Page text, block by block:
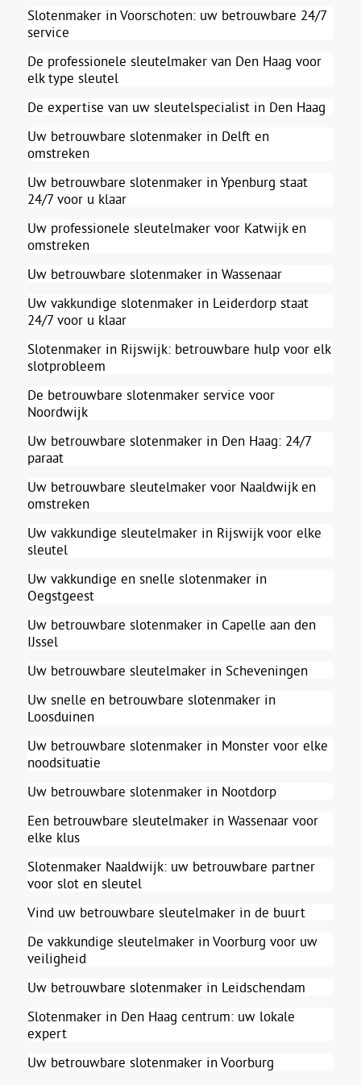
Slotenmaker in Voorschoten: uw betrouwbare 24/7
service
De professionele sleutelmaker van Den Haag voor
elk type sleutel
De expertise van uw sleutelspecialist in Den Haag
Uw betrouwbare slotenmaker in Delft en
omstreken
Uw betrouwbare slotenmaker in Ypenburg staat
24/7 voor u klaar
Uw professionele sleutelmaker voor Katwijk en
omstreken
Uw betrouwbare slotenmaker in Wassenaar
Uw vakkundige slotenmaker in Leiderdorp staat
24/7 voor u klaar
Slotenmaker in Rijswijk: betrouwbare hulp voor elk
slotprobleem
De betrouwbare slotenmaker service voor
Noordwijk
Uw betrouwbare slotenmaker in Den Haag: 24/7
paraat
Uw betrouwbare sleutelmaker voor Naaldwijk en
omstreken
Uw vakkundige sleutelmaker in Rijswijk voor elke
sleutel
Uw vakkundige en snelle slotenmaker in
Oegstgeest
Uw betrouwbare slotenmaker in Capelle aan den
IJssel
Uw betrouwbare sleutelmaker in Scheveningen
Uw snelle en betrouwbare slotenmaker in
Loosduinen
Uw betrouwbare slotenmaker in Monster voor elke
noodsituatie
Uw betrouwbare slotenmaker in Nootdorp
Een betrouwbare sleutelmaker in Wassenaar voor
elke klus
Slotenmaker Naaldwijk: uw betrouwbare partner
voor slot en sleutel
Vind uw betrouwbare sleutelmaker in de buurt
De vakkundige sleutelmaker in Voorburg voor uw
veiligheid
Uw betrouwbare slotenmaker in Leidschendam
Slotenmaker in Den Haag centrum: uw lokale
expert
Uw betrouwbare slotenmaker in Voorburg